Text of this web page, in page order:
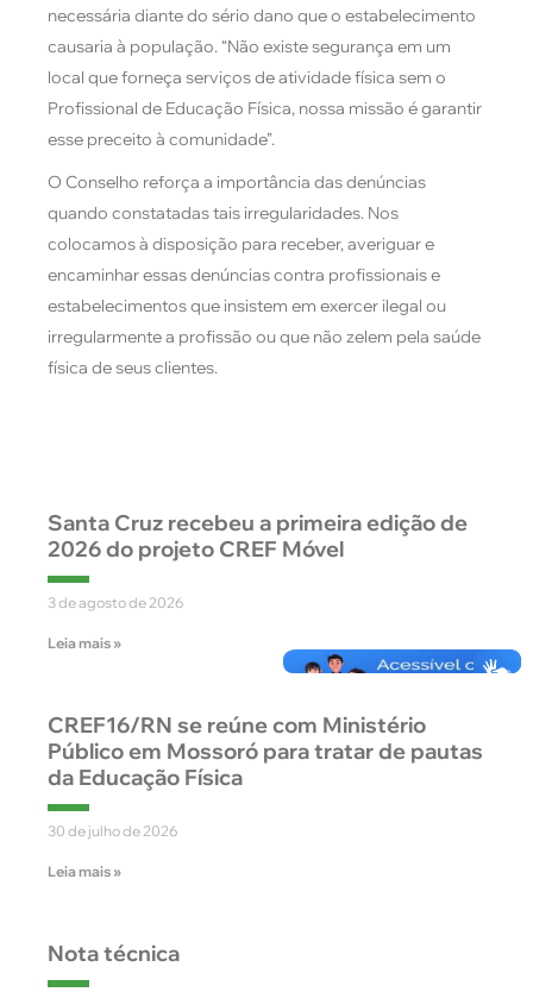
necessária diante do sério dano que o estabelecimento
causaria à população. “Não existe segurança em um
local que forneça serviços de atividade física sem o
Profissional de Educação Física, nossa missão é garantir
esse preceito à comunidade”.
O Conselho reforça a importância das denúncias
quando constatadas tais irregularidades. Nos
colocamos à disposição para receber, averiguar e
encaminhar essas denúncias contra profissionais e
estabelecimentos que insistem em exercer ilegal ou
irregularmente a profissão ou que não zelem pela saúde
física de seus clientes.
Santa Cruz recebeu a primeira edição de
2026 do projeto CREF Móvel
3 de agosto de 2026
Leia mais »
CREF16/RN se reúne com Ministério
Público em Mossoró para tratar de pautas
da Educação Física
30 de julho de 2026
Leia mais »
Nota técnica